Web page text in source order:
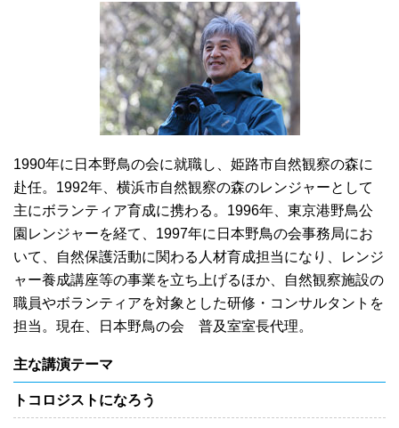
1990年に日本野鳥の会に就職し、姫路市自然観察の森に
赴任。1992年、横浜市自然観察の森のレンジャーとして
主にボランティア育成に携わる。1996年、東京港野鳥公
園レンジャーを経て、1997年に日本野鳥の会事務局にお
いて、自然保護活動に関わる人材育成担当になり、レンジ
ャー養成講座等の事業を立ち上げるほか、自然観察施設の
職員やボランティアを対象とした研修・コンサルタントを
担当。現在、日本野鳥の会 普及室室長代理。
主な講演テーマ
トコロジストになろう